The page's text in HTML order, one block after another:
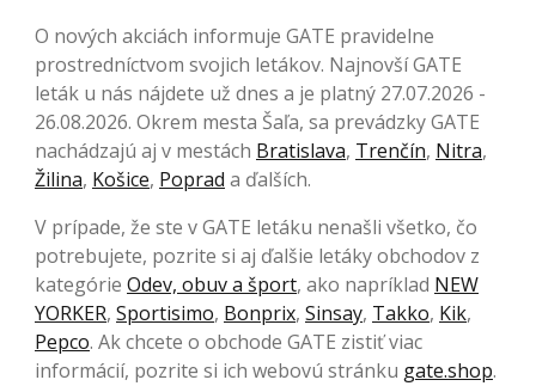
O nových akciách informuje GATE pravidelne
prostredníctvom svojich letákov. Najnovší GATE
leták u nás nájdete už dnes a je platný 27.07.2026 -
26.08.2026. Okrem mesta Šaľa, sa prevádzky GATE
nachádzajú aj v mestách Bratislava, Trenčín, Nitra,
Žilina, Košice, Poprad a ďalších.
V prípade, že ste v GATE letáku nenašli všetko, čo
potrebujete, pozrite si aj ďalšie letáky obchodov z
kategórie Odev, obuv a šport, ako napríklad NEW
YORKER, Sportisimo, Bonprix, Sinsay, Takko, Kik,
Pepco. Ak chcete o obchode GATE zistiť viac
informácií, pozrite si ich webovú stránku gate.shop.